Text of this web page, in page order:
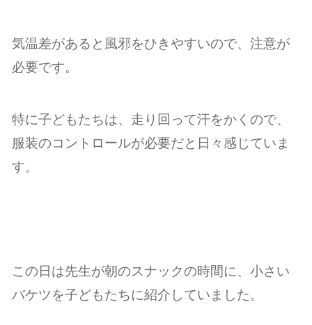
気温差があると風邪をひきやすいので、注意が
必要です。
特に子どもたちは、走り回って汗をかくので、
服装のコントロールが必要だと日々感じていま
す。
この日は先生が朝のスナックの時間に、小さい
バケツを子どもたちに紹介していました。